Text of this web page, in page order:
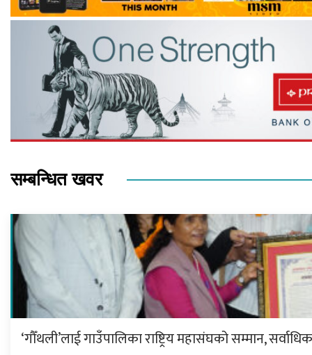
सम्बन्धित खवर
‘गौँथली’लाई गाउँपालिका राष्ट्रिय महासंघको सम्मान,